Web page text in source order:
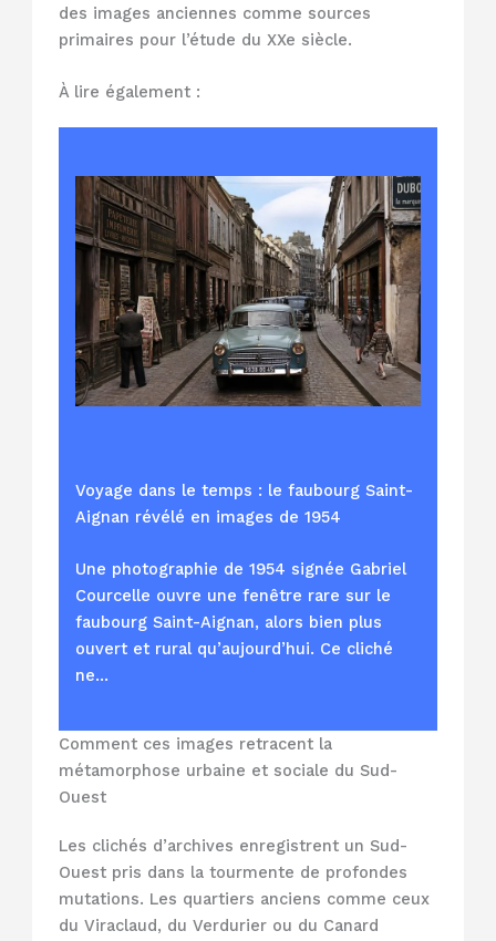
des images anciennes comme sources
primaires pour l’étude du XXe siècle.
À lire également :
Voyage dans le temps : le faubourg Saint-
Aignan révélé en images de 1954
Une photographie de 1954 signée Gabriel
Courcelle ouvre une fenêtre rare sur le
faubourg Saint-Aignan, alors bien plus
ouvert et rural qu’aujourd’hui. Ce cliché
ne…
Comment ces images retracent la
métamorphose urbaine et sociale du Sud-
Ouest
Les clichés d’archives enregistrent un Sud-
Ouest pris dans la tourmente de profondes
mutations. Les quartiers anciens comme ceux
du Viraclaud, du Verdurier ou du Canard